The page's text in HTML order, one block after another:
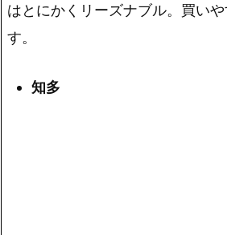
はとにかくリーズナブル。買い
す。
知多